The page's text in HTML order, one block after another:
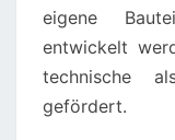
eigene
entwickelt
technische
gefördert.